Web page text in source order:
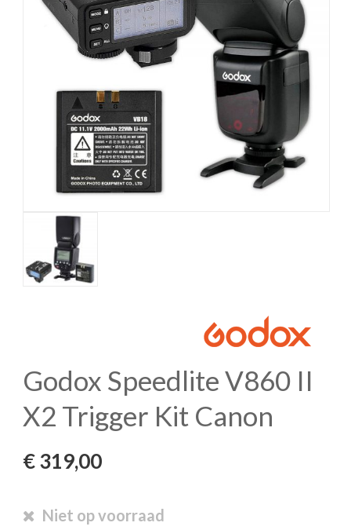
Godox Speedlite V860 II
X2 Trigger Kit Canon
€319,00
Niet op voorraad